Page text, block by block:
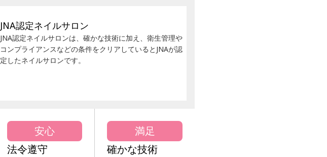
JNA認定ネイルサロン
JNA認定ネイルサロンは、確かな技術に加え、衛生管理や
コンプライアンスなどの条件をクリアしているとJNAが認
定したネイルサロンです。
安心
法令遵守
満足
確かな技術